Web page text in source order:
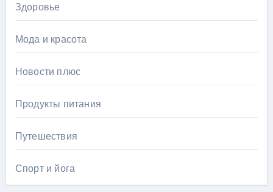
Здоровье
Мода и красота
Новости плюс
Продукты питания
Путешествия
Спорт и йога